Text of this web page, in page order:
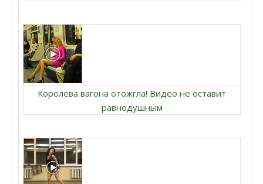
Королева вагона отожгла! Видео не оставит
равнодушным